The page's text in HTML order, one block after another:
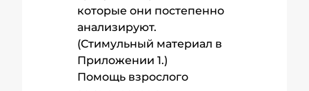
которые они постепенно
анализируют.
(Стимульный материал в
Приложении 1.)
Помощь взрослого